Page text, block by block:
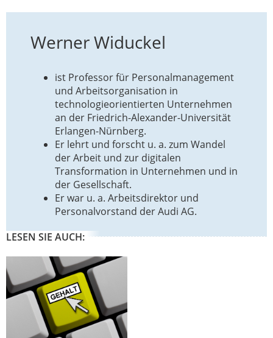
Werner Widuckel
ist Professor für Personalmanagement
und Arbeitsorganisation in
technologieorientierten Unternehmen
an der Friedrich-Alexander-Universität
Erlangen-Nürnberg.
Er lehrt und forscht u. a. zum Wandel
der Arbeit und zur digitalen
Transformation in Unternehmen und in
der Gesellschaft.
Er war u. a. Arbeitsdirektor und
Personalvorstand der Audi AG.
LESEN SIE AUCH: